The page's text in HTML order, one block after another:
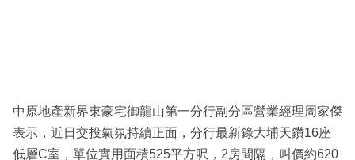
區
中原地產新界東豪宅御龍山第一分行副分區營業經理周家傑
表示，近日交投氣氛持續正面，分行最新錄大埔天鑽16座
低層C室，單位實用面積525平方呎，2房間隔，叫價約620